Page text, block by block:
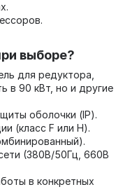
выборе?
для редуктора,
в 90 кВт, но и другие
оболочки (IP).
(класс F или H).
(380В/50Гц, 660В
в конкретных